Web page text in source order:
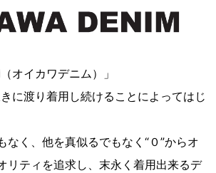
オイカワデニム）」
に渡り着用し続けることによってはじ
なく、他を真似るでもなく“０”からオ
リティを追求し、末永く着用出来るデ